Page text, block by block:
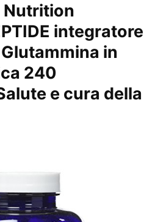
Nutrition
integratore
in
240
e cura della